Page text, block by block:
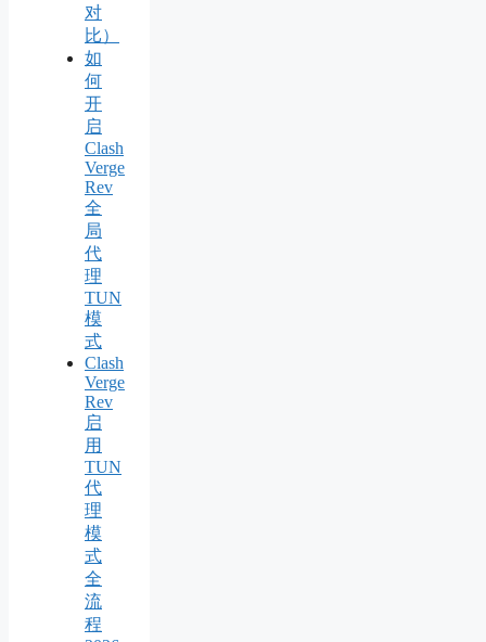
对
比）
如
何
开
启
Clash
Verge
Rev
全
局
代
理
TUN
模
式
Clash
Verge
Rev
启
用
TUN
代
理
模
式
全
流
程